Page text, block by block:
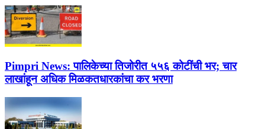
Pimpri News: पालिकेच्या तिजोरीत ५५६ कोटींची भर; चार
लाखांहून अधिक मिळकतधारकांचा कर भरणा